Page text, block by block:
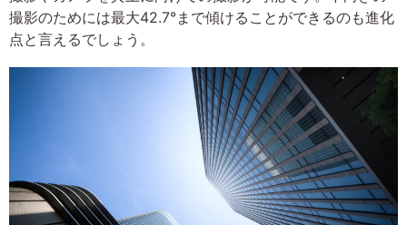
撮影のためには最大42.7°まで傾けることができるのも進化
点と言えるでしょう。